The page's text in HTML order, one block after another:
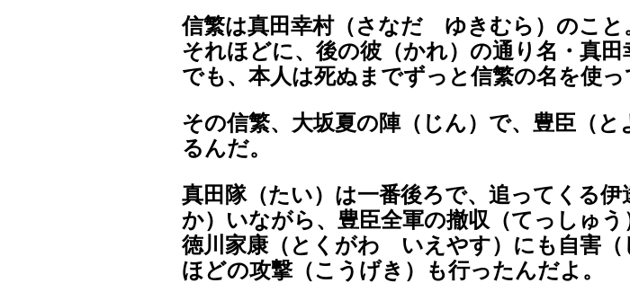
信繁は真田幸村（さなだ ゆきむら）のこと
それほどに、後の彼（かれ）の通り名・真
でも、本人は死ぬまでずっと信繁の名を使っ
その信繁、大坂夏の陣（じん）で、豊臣（
るんだ。
真田隊（たい）は一番後ろで、追ってくる
か）いながら、豊臣全軍の撤収（てっしゅ
徳川家康（とくがわ いえやす）にも自害（
ほどの攻撃（こうげき）も行ったんだよ。